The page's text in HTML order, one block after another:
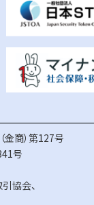
商）第127号
号
協会、